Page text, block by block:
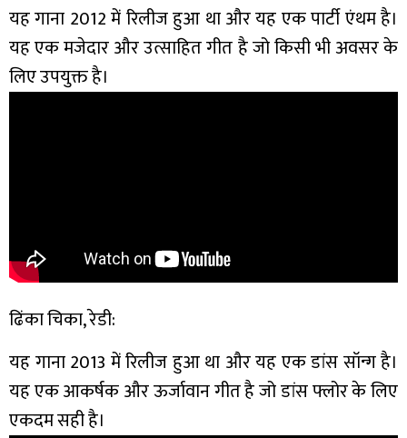
यह गाना 2012 में रिलीज हुआ था और यह एक पार्टी एंथम है।
यह एक मजेदार और उत्साहित गीत है जो किसी भी अवसर के
लिए उपयुक्त है।
ढिंका चिका, रेडी:
यह गाना 2013 में रिलीज हुआ था और यह एक डांस सॉन्ग है।
यह एक आकर्षक और ऊर्जावान गीत है जो डांस फ्लोर के लिए
एकदम सही है।